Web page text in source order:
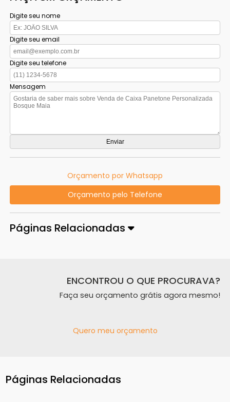
Digite seu nome
Digite seu email
Digite seu telefone
Mensagem
Orçamento por Whatsapp
Orçamento pelo Telefone
Páginas Relacionadas
ENCONTROU O QUE PROCURAVA?
Faça seu orçamento grátis agora mesmo!
Quero meu orçamento
Páginas Relacionadas